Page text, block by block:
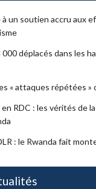
à un soutien accru aux
déplacés dans les
« attaques répétées »
en RDC : les vérités de
: le Rwanda fait